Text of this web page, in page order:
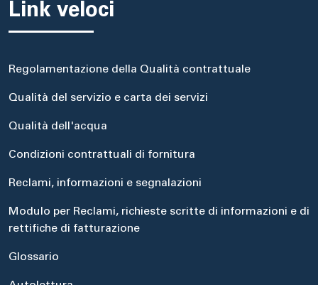
Link veloci
Regolamentazione della Qualità contrattuale
Qualità del servizio e carta dei servizi
Qualità dell'acqua
Condizioni contrattuali di fornitura
Reclami, informazioni e segnalazioni
Modulo per Reclami, richieste scritte di informazioni e di
rettifiche di fatturazione
Glossario